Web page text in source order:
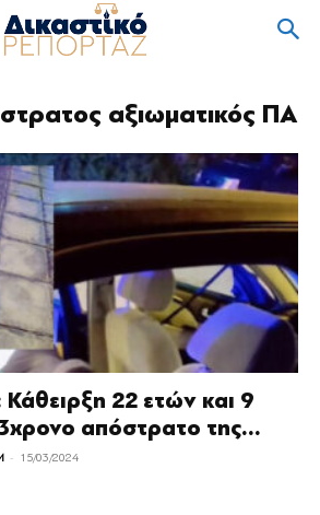
αξιωματικός ΠΑ
22 ετών και 9
απόστρατο της...
- 15/03/2024